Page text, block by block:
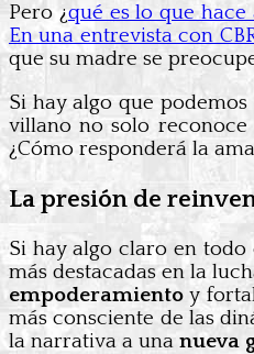
Pero ¿qué es lo que
En una entrevista con
que su madre se
Si hay algo que
villano no solo
¿Cómo responderá la
La presión de
Si hay algo claro en todo
más destacadas en la
empoderamiento y
más consciente de las
la narrativa a una nueva